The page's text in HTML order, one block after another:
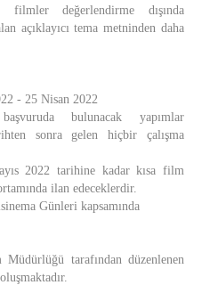
değerlendirme dışında
açıklayıcı tema metninden daha
- 25 Nisan 2022
bulunacak yapımlar
sonra gelen hiçbir çalışma
2022 tarihine kadar kısa film
ilan edeceklerdir.
Günleri kapsamında
tarafından düzenlenen